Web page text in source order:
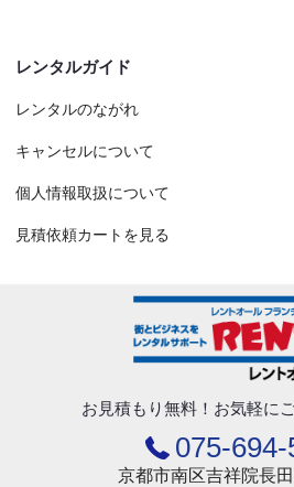
レンタルガイド
レンタルのながれ
キャンセルについて
個人情報取扱について
見積依頼カートを見る
お見積もり無料！ お気軽に
075-694-
京都市南区吉祥院長